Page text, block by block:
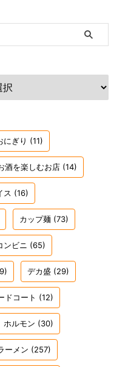
にぎり (11)
酒を楽しむお店 (14)
ス (16)
カップ麺 (73)
ンビニ (65)
デカ盛 (29)
ドコート (12)
ホルモン (30)
ーメン (257)